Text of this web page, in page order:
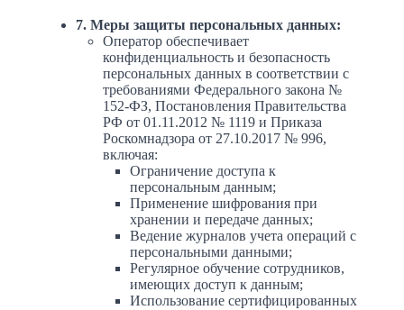
7. Меры защиты персональных данных:
Оператор обеспечивает
конфиденциальность и безопасность
персональных данных в соответствии с
требованиями Федерального закона №
152-ФЗ, Постановления Правительства
РФ от 01.11.2012 № 1119 и Приказа
Роскомнадзора от 27.10.2017 № 996,
включая:
Ограничение доступа к
персональным данным;
Применение шифрования при
хранении и передаче данных;
Ведение журналов учета операций с
персональными данными;
Регулярное обучение сотрудников,
имеющих доступ к данным;
Использование сертифицированных